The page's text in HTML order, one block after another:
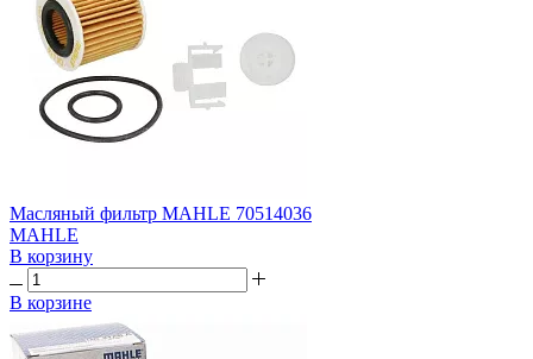
Масляный фильтр MAHLE 70514036
MAHLE
В корзину
В корзине